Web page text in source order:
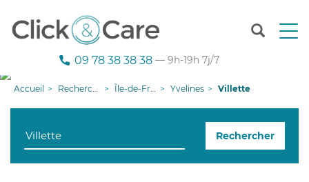
T
n
g
09 78 38 38 38 — 9h-19h 7j/7
Accueil Recherche aide à domicile Île-de-France Yvelines Villette
Rechercher